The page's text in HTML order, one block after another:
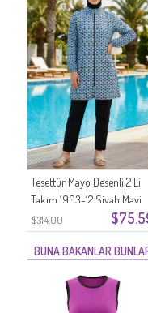
$314.00
Tesettür Mayo Desenli 2 Li
Takım 1903-12 Siyah Mavi
BUNA BAKANLAR